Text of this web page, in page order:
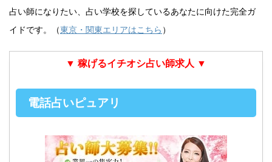
占い師になりたい、占い学校を探しているあなたに向けた完全ガ
イドです。（東京・関東エリアはこちら ）
▼ 稼げるイチオシ占い師求人 ▼
電話占いピュアリ